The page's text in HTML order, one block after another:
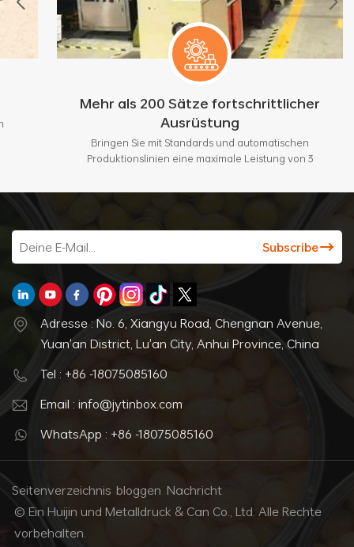
Mehr als 200 Sätze fortschrittlicher
Ausrüstung
Bringen Sie mit Standards und automatischen
Produktionslinien eine maximale Leistung von 3
Adresse : No. 6, Xiangyu Road, Chengnan Avenue,
Yuan'an District, Lu'an City, Anhui Province, China
Tel : +86 -18075085160
Email : info@jytinbox.com
WhatsApp : +86 -18075085160
Seitenverzeichnis bloggen Nachricht
© Ein Huijin und Metalldruck & Can Co., Ltd. Alle Rechte
vorbehalten.